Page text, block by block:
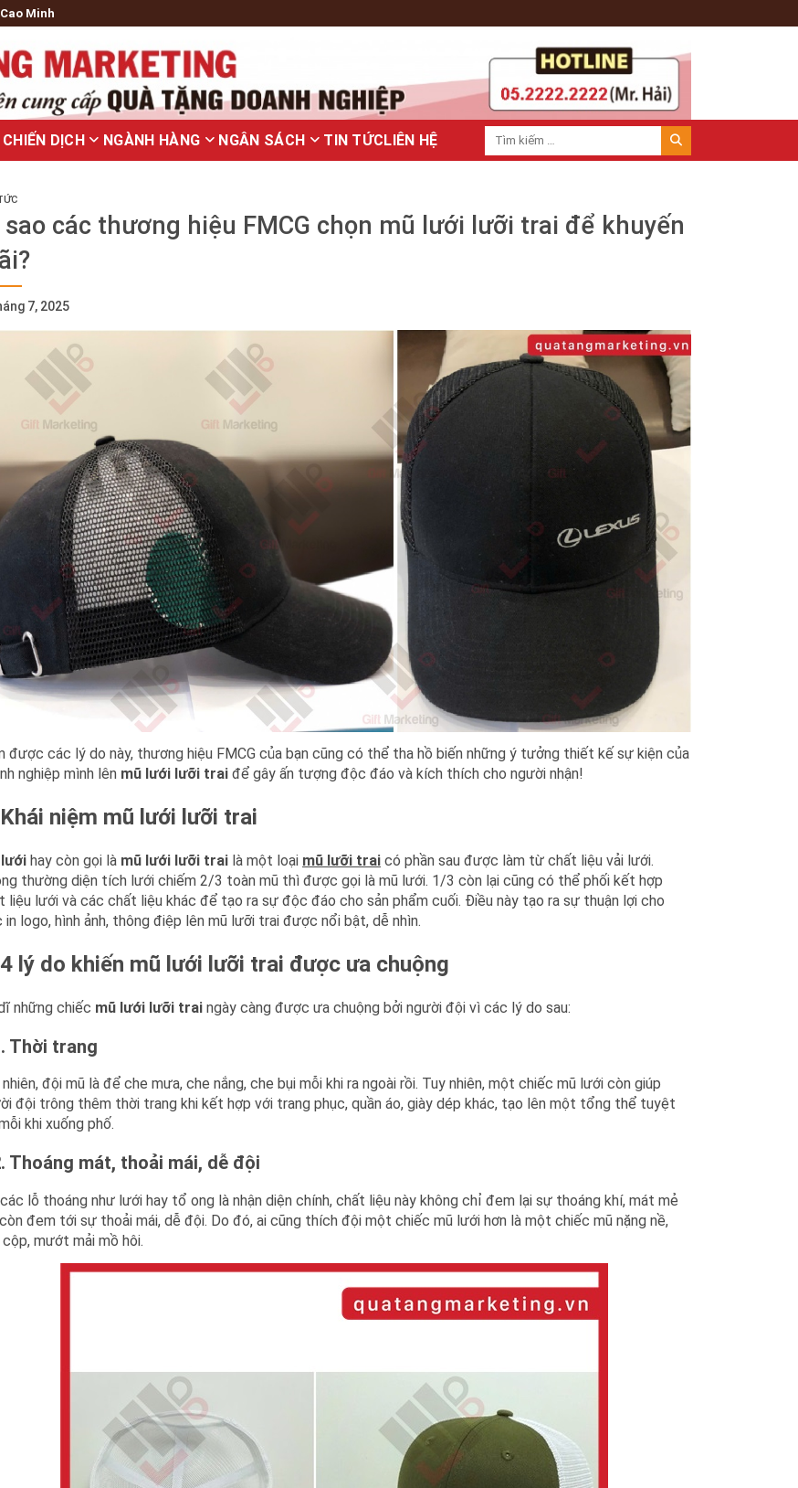
Minh
DỊCH NGÀNH HÀNG NGÂN SÁCH TIN TỨCLIÊN HỆ
sao các thương hiệu FMCG chọn mũ lưới lưỡi trai để khuyến
7, 2025
được các lý do này, thương hiệu FMCG của bạn cũng có thể tha hồ biến những ý tưởng thiết kế sự kiện của
nghiệp mình lên mũ lưới lưỡi trai để gây ấn tượng độc đáo và kích thích cho người nhận!
niệm mũ lưới lưỡi trai
lưới hay còn gọi là mũ lưới lưỡi trai là một loại mũ lưỡi trai có phần sau được làm từ chất liệu vải lưới.
thường diện tích lưới chiếm 2/3 toàn mũ thì được gọi là mũ lưới. 1/3 còn lại cũng có thể phối kết hợp
liệu lưới và các chất liệu khác để tạo ra sự độc đáo cho sản phẩm cuối. Điều này tạo ra sự thuận lợi cho
in logo, hình ảnh, thông điệp lên mũ lưỡi trai được nổi bật, dễ nhìn.
lý do khiến mũ lưới lưỡi trai được ưa chuộng
những chiếc mũ lưới lưỡi trai ngày càng được ưa chuộng bởi người đội vì các lý do sau:
Thời trang
đội mũ là để che mưa, che nắng, che bụi mỗi khi ra ngoài rồi. Tuy nhiên, một chiếc mũ lưới còn giúp
đội trông thêm thời trang khi kết hợp với trang phục, quần áo, giày dép khác, tạo lên một tổng thể tuyệt
khi xuống phố.
Thoáng mát, thoải mái, dễ đội
lỗ thoáng như lưới hay tổ ong là nhận diện chính, chất liệu này không chỉ đem lại sự thoáng khí, mát mẻ
đem tới sự thoải mái, dễ đội. Do đó, ai cũng thích đội một chiếc mũ lưới hơn là một chiếc mũ nặng nề,
mướt mải mồ hôi.